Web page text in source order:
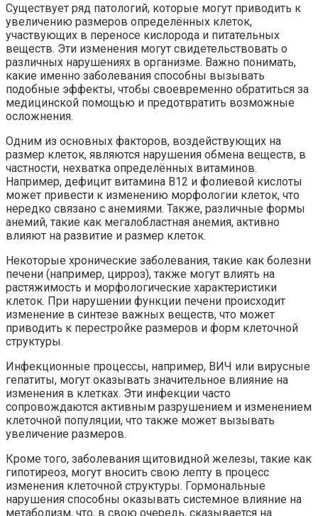
Существует ряд патологий, которые могут приводить к
увеличению размеров определённых клеток,
участвующих в переносе кислорода и питательных
веществ. Эти изменения могут свидетельствовать о
различных нарушениях в организме. Важно понимать,
какие именно заболевания способны вызывать
подобные эффекты, чтобы своевременно обратиться за
медицинской помощью и предотвратить возможные
осложнения.
Одним из основных факторов, воздействующих на
размер клеток, являются нарушения обмена веществ, в
частности, нехватка определённых витаминов.
Например, дефицит витамина B12 и фолиевой кислоты
может привести к изменению морфологии клеток, что
нередко связано с анемиями. Также, различные формы
анемий, такие как мегалобластная анемия, активно
влияют на развитие и размер клеток.
Некоторые хронические заболевания, такие как болезни
печени (например, цирроз), также могут влиять на
растяжимость и морфологические характеристики
клеток. При нарушении функции печени происходит
изменение в синтезе важных веществ, что может
приводить к перестройке размеров и форм клеточной
структуры.
Инфекционные процессы, например, ВИЧ или вирусные
гепатиты, могут оказывать значительное влияние на
изменения в клетках. Эти инфекции часто
сопровождаются активным разрушением и изменением
клеточной популяции, что также может вызывать
увеличение размеров.
Кроме того, заболевания щитовидной железы, такие как
гипотиреоз, могут вносить свою лепту в процесс
изменения клеточной структуры. Гормональные
нарушения способны оказывать системное влияние на
метаболизм, что, в свою очередь, сказывается на